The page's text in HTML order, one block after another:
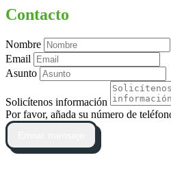
Contacto
Nombre
Email
Asunto
Solicítenos información
Por favor, añada su número de